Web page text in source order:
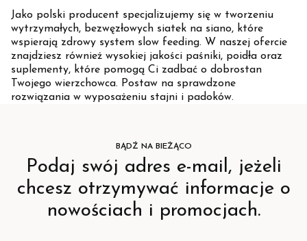
Jako polski producent specjalizujemy się w tworzeniu
wytrzymałych, bezwęzłowych siatek na siano, które
wspierają zdrowy system slow feeding. W naszej ofercie
znajdziesz również wysokiej jakości paśniki, poidła oraz
suplementy, które pomogą Ci zadbać o dobrostan
Twojego wierzchowca. Postaw na sprawdzone
rozwiązania w wyposażeniu stajni i padoków.
BĄDŹ NA BIEŻĄCO
Podaj swój adres e-mail, jeżeli
chcesz otrzymywać informacje o
nowościach i promocjach.